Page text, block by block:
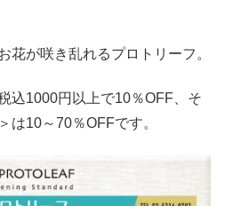
花が咲き乱れるプロトリーフ。
込1000円以上で10％OFF、そ
は10～70％OFFです。